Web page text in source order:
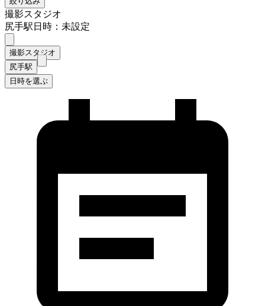
撮影スタジオ
尻手駅日時：未設定
撮影スタジオ
尻手駅
日時を選ぶ